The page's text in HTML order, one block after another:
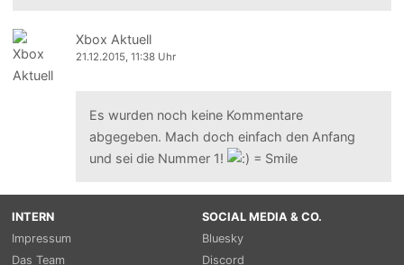
Xbox Aktuell
21.12.2015, 11:38 Uhr
Es wurden noch keine Kommentare
abgegeben. Mach doch einfach den Anfang
und sei die Nummer 1!
INTERN
Impressum
Das Team
SOCIAL MEDIA & CO.
Bluesky
Discord